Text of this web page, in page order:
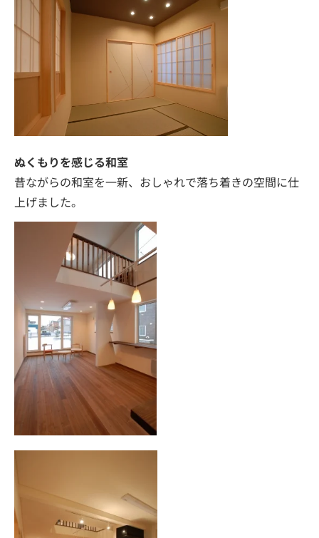
ぬくもりを感じる和室
昔ながらの和室を一新、おしゃれで落ち着きの空間に仕
上げました。